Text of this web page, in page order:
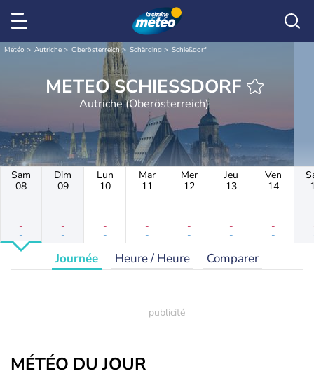
Météo Autriche Oberösterreich Schärding Schießdorf
METEO SCHIESSDORF
Autriche (Oberösterreich)
Sam
08
-
-
Dim
09
-
-
Lun
10
-
-
Mar
11
-
-
Mer
12
-
-
Jeu
13
-
-
Ven
14
-
-
Journée Heure / Heure Comparer
MÉTÉO DU JOUR